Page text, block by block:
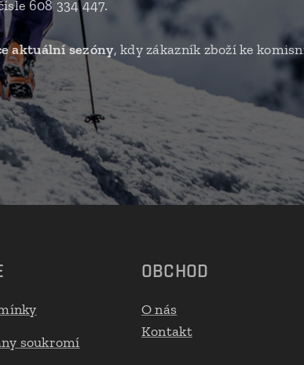
608 334 447.
aktuální sezóny, kdy zákazník zboží ke
soukromí
OBCHOD
O nás
Kontakt